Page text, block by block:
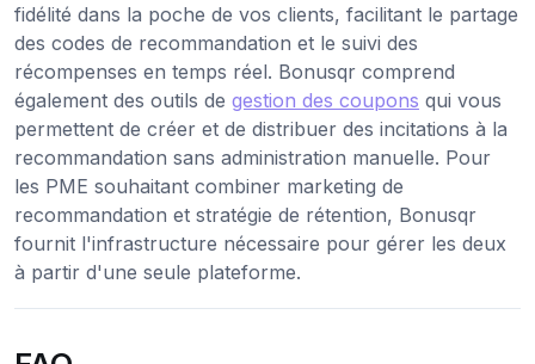
fidélité dans la poche de vos clients, facilitant le partage
des codes de recommandation et le suivi des
récompenses en temps réel. Bonusqr comprend
également des outils de gestion des coupons qui vous
permettent de créer et de distribuer des incitations à la
recommandation sans administration manuelle. Pour
les PME souhaitant combiner marketing de
recommandation et stratégie de rétention, Bonusqr
fournit l'infrastructure nécessaire pour gérer les deux
à partir d'une seule plateforme.